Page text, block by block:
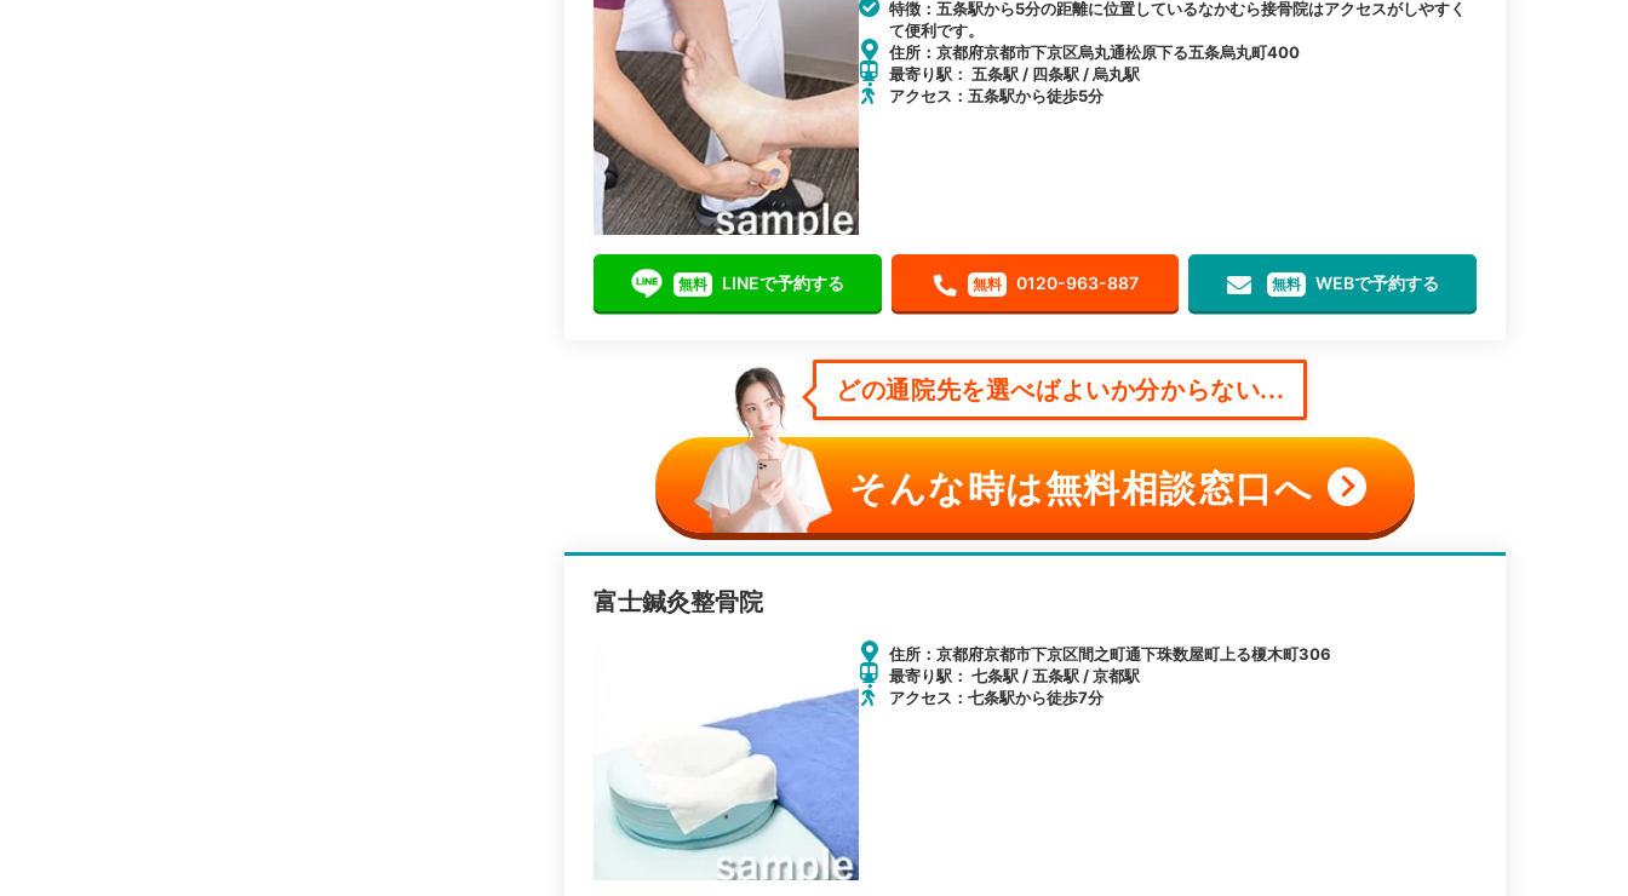
特徴：五条駅から5分の距離に位置しているなかむら接骨院はアクセスがしやすく
て便利です。
住所：京都府京都市下京区烏丸通松原下る五条烏丸町400
最寄り駅： 五条駅 / 四条駅 / 烏丸駅
アクセス：五条駅から徒歩5分
無料 LINEで予約する 無料 0120-963-887 無料 WEBで予約する
どの通院先を選べばよいか分からない...
そんな時は無料相談窓口へ
富士鍼灸整骨院
住所：京都府京都市下京区間之町通下珠数屋町上る榎木町306
最寄り駅： 七条駅 / 五条駅 / 京都駅
アクセス：七条駅から徒歩7分